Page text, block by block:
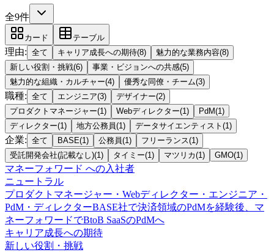
全9件
カード テーブル
理由: 全て キャリア成長への期待(8) 魅力的な業務内容(8)
新しい役割・挑戦(6) 事業・ビジョンへの共感(5)
魅力的な組織・カルチャー(4) 優秀な同僚・チーム(3)
職種: 全て エンジニア(3) デザイナー(2)
プロダクトマネージャー(1) Webディレクター(1) PdM(1)
ディレクター(1) 地方公務員(1) データサイエンティスト (1)
企業: 全て BASE(1) 公務員(1) フリーランス(1)
受託開発会社(記載なし)(1) タイミー(1) マツリカ(1) GMO(1)
マネーフォワード への入社者
ニュートラル
プロダクトマネージャー・Webディレクター・エンジニア・
PdM・ディレクターBASE社で決済領域のPdMを経験後、マ
ネーフォワードでBtoB SaaSのPdMへ
キャリア成長への期待
新しい役割・挑戦